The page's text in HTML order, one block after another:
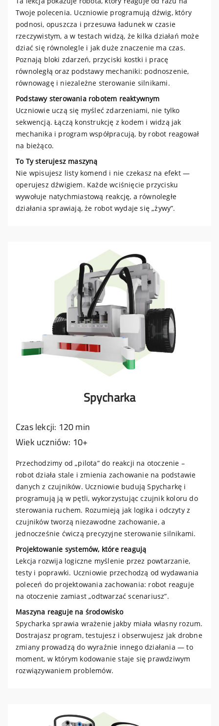
Twoje polecenia. Uczniowie programują dźwig, który
podnosi, opuszcza i przesuwa ładunek w czasie
rzeczywistym, a w testach widzą, że kilka działań może
dziać się równolegle i jak duże znaczenie ma czas.
Poznają bloki zdarzeń, przyciski kostki i pracę
równoległą oraz podstawy mechaniki: podnoszenie,
równowagę i niezależne sterowanie silnikami.
Podstawy sterowania robotem reaktywnym
Uczniowie uczą się myśleć zdarzeniami, nie tylko
sekwencją. Łączą konstrukcję z kodem i widzą jak
mechanika i program współpracują, by robot reagował
na bieżąco.
To Ty sterujesz maszyną
Nie wpisujesz listy komend i nie czekasz na efekt —
operujesz dźwigiem. Każde wciśnięcie przycisku
wywołuje natychmiastową reakcję, a równoległe
działania sprawiają, że robot wydaje się „żywy”.
Spycharka
Czas lekcji: 120 min
Wiek uczniów: 10+
Przechodzimy od „pilota” do reakcji na otoczenie –
robot działa stale i zmienia zachowanie na podstawie
danych z czujników. Uczniowie budują Spycharkę i
programują ją w pętli, wykorzystując czujnik koloru do
sterowania ruchem. Rozumieją jak logika i odczyty z
czujników tworzą niezawodne zachowanie, a
jednocześnie ćwiczą precyzyjne sterowanie silnikami.
Projektowanie systemów, które reagują
Lekcja rozwija logiczne myślenie przez powtarzanie,
testy i poprawki. Uczniowie przechodzą od wydawania
poleceń do projektowania zachowania: robot reaguje
na otoczenie zamiast „odtwarzać scenariusz”.
Maszyna reaguje na środowisko
Spycharka sprawia wrażenie jakby miała własny rozum.
Dostrajasz program, testujesz i obserwujesz jak drobne
zmiany prowadzą do wyraźnie innego działania — to
moment, w którym kodowanie staje się prawdziwym
rozwiązywaniem problemów.